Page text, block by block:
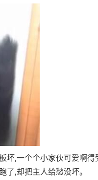
坏,一个个小家伙可爱啊
,却把主人给愁没坏。